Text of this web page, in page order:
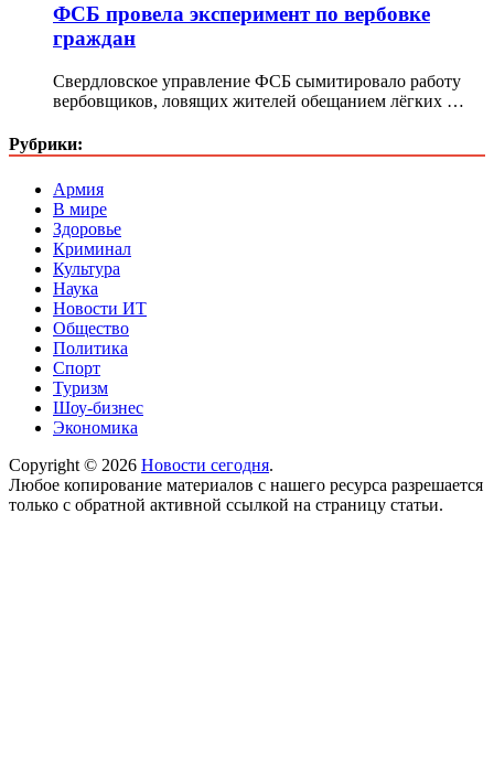
ФСБ провела эксперимент по вербовке
граждан
Свердловское управление ФСБ сымитировало работу
вербовщиков, ловящих жителей обещанием лёгких …
Рубрики:
Армия
В мире
Здоровье
Криминал
Культура
Наука
Новости ИТ
Общество
Политика
Спорт
Туризм
Шоу-бизнес
Экономика
Copyright © 2026 Новости сегодня.
Любое копирование материалов с нашего ресурса разрешается
только с обратной активной ссылкой на страницу статьи.